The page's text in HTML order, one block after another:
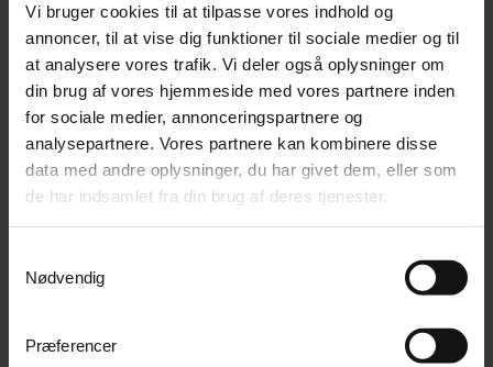
Vi bruger cookies til at tilpasse vores indhold og
annoncer, til at vise dig funktioner til sociale medier og til
at analysere vores trafik. Vi deler også oplysninger om
din brug af vores hjemmeside med vores partnere inden
for sociale medier, annonceringspartnere og
analysepartnere. Vores partnere kan kombinere disse
data med andre oplysninger, du har givet dem, eller som
de har indsamlet fra din brug af deres tjenester.
Nødvendig
Præferencer
Som noget helt nyt, kan du nu få massage under
føderne, og du kan selv vælge om du vil have
massage på dine læg eller dine lår.
Funktioner